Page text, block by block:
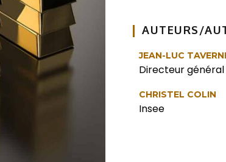
AUTEURS/
JEAN-LUC
Directeur général
CHRISTEL COLIN
Insee